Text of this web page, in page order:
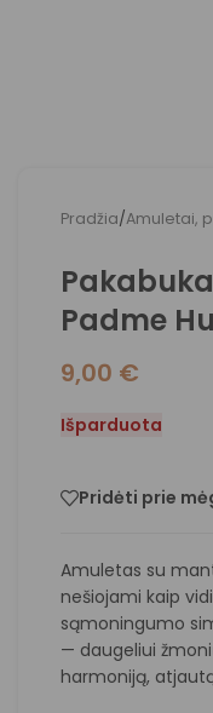
Pradžia/Amuletai,
Padme
9,00 €
Išparduota
Pridėti prie
Amuletas su
nešiojami kaip
sąmoningumo
— daugeliui
harmoniją,